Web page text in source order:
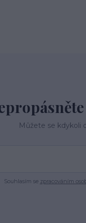
Můžete se kdykoli
Souhlasím se zpracováním